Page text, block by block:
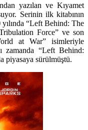
yazılan ve Kıyamet
Serinin ilk kitabının
“Left Behind: The
Force” ve son
at War” isimleriyle
zamanda “Left Behind:
piyasaya sürülmüştü.